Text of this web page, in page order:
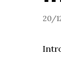
20/